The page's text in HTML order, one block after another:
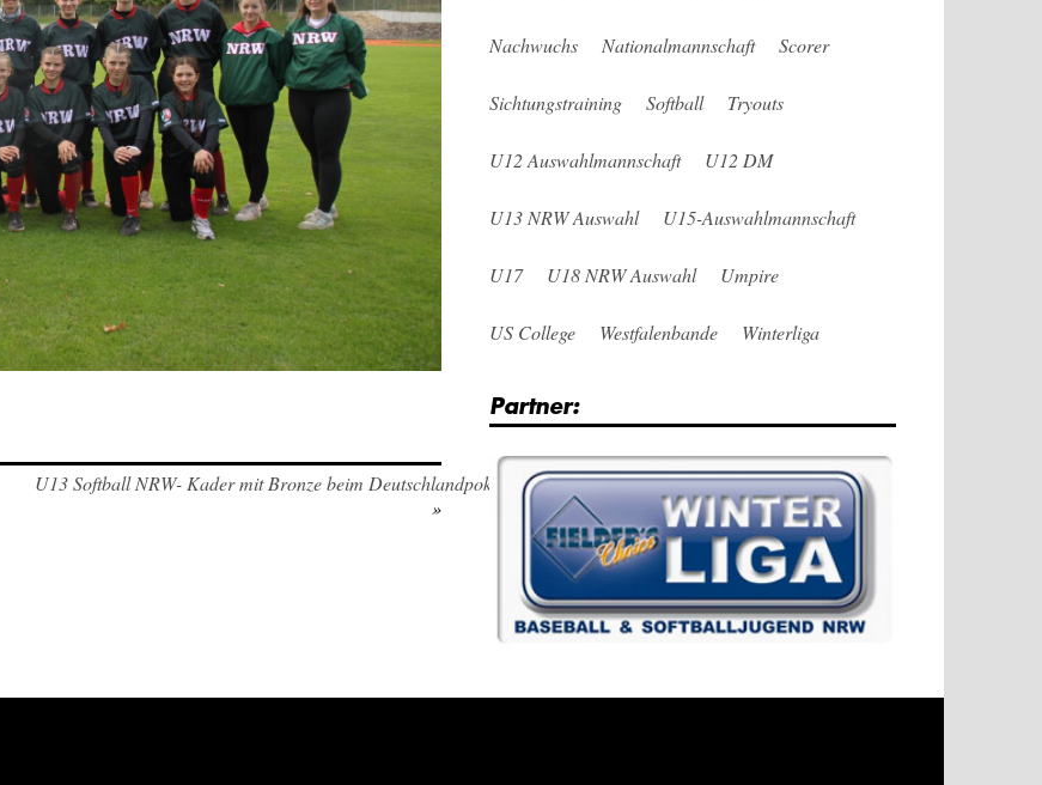
U13 Softball NRW- Kader mit Bronze beim Deutschlandpokal
»
Nachwuchs Nationalmannschaft Scorer
Sichtungstraining Softball Tryouts
U12 Auswahlmannschaft U12 DM
U13 NRW Auswahl U15-Auswahlmannschaft
U17 U18 NRW Auswahl Umpire
US College Westfalenbande Winterliga
Partner: